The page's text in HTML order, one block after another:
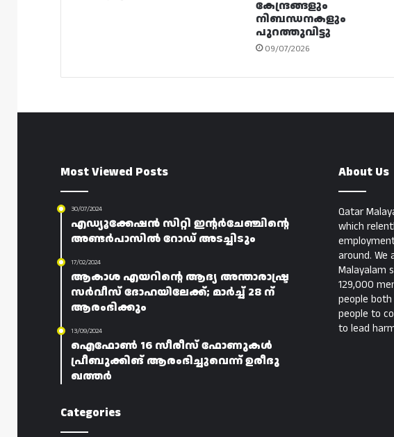
കേന്ദ്രങ്ങളും
നിബന്ധനകളും
പുറത്തുവിട്ടു
09/07/2026
Most Viewed Posts
30/07/2024
എഡ്യൂക്കേഷൻ സിറ്റി ഇന്റർചേഞ്ചിന്റെ
അണ്ടർപാസിൽ റോഡ് അടച്ചിടും
17/02/2024
ആകാശ എയറിന്റെ ആദ്യ അന്താരാഷ്ട്ര
സർവീസ് ദോഹയിലേക്ക്; മാർച്ച് 28 ന്
ആരംഭിക്കും
13/09/2024
ഐഫോൺ 16 സീരീസ് ഫോണുകൾ
പ്രീബുക്കിങ്‌ ആരംഭിച്ചുവെന്ന് ഉരീദു
ഖത്തർ
Categories
About Us
Qatar
which
around.
Malayalam
129,000
people
people to
to lead